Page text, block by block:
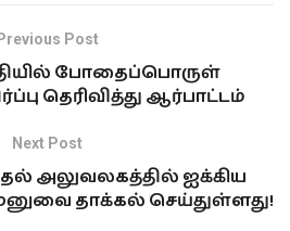
Previous Post
போதைப்பொருள்
தெரிவித்து ஆர்பாட்டம்
Next Post
அலுவலகத்தில் ஐக்கிய
தாக்கல் செய்துள்ளது!